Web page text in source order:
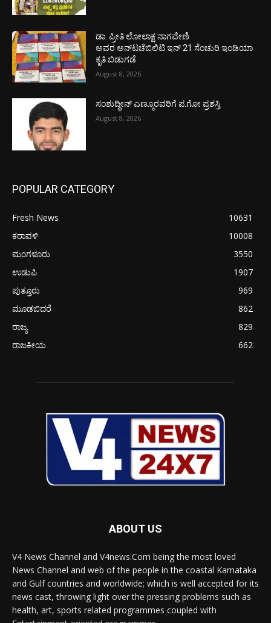
ಡಾ. ಪ್ರೀತಿ ಲೋಲಾಕ್ಷ ನಾಗವೇಣಿ
ಅವರ ಅನ್‌ಟಚೆಬಿಲಿಟಿ ಇನ್ 21 ಸೆಂಚುರಿ ಇಂಡಿಯಾ
ಕೃತಿ ಬಿಡುಗಡೆ
August 8, 2026
ಸಂಶುದ್ಧೀನ್ ಎಣ್ಮೂರವರಿಗೆ ಪ.ಗೋ ಪ್ರಶಸ್ತಿ
August 8, 2026
POPULAR CATEGORY
Fresh News
10631
ಕರಾವಳಿ
10008
ಮಂಗಳೂರು
3550
ಉಡುಪಿ
1907
ಪುತ್ತೂರು
969
ಮೂಡಬಿದರೆ
862
ರಾಜ್ಯ
829
ರಾಜಕೀಯ
662
ABOUT US
V4 News Channel and V4news.Com being the most loved
News Channel and web of the people in the coastal Karnataka
and Gulf countries and worldwide; which is well accepted for its
news cast, throwing light over the pressing problems such as
health, art, sports related programmes coupled with